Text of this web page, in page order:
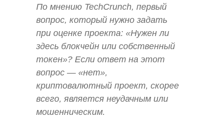
По мнению TechCrunch, первый
вопрос, который нужно задать
при оценке проекта: «Нужен ли
здесь блокчейн или собственный
токен»? Если ответ на этот
вопрос — «нет»,
криптовалютный проект, скорее
всего, является неудачным или
мошенническим.